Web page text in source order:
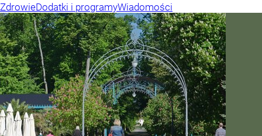
ZdrowieDodatki i programyWiadomości